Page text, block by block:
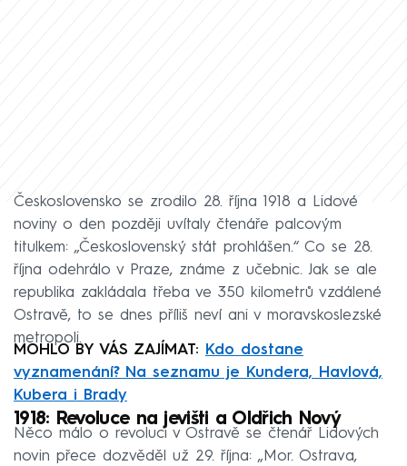
Československo se zrodilo 28. října 1918 a Lidové
noviny o den později uvítaly čtenáře palcovým
titulkem: „Československý stát prohlášen.“ Co se 28.
října odehrálo v Praze, známe z učebnic. Jak se ale
republika zakládala třeba ve 350 kilometrů vzdálené
Ostravě, to se dnes příliš neví ani v moravskoslezské
metropoli.
MOHLO BY VÁS ZAJÍMAT:
Kdo dostane
vyznamenání? Na seznamu je Kundera, Havlová,
Kubera i Brady
1918: Revoluce na jevišti a Oldřich Nový
Něco málo o revoluci v Ostravě se čtenář Lidových
novin přece dozvěděl už 29. října: „Mor. Ostrava,